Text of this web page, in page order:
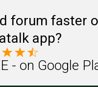
forum faster
app?
- on Google